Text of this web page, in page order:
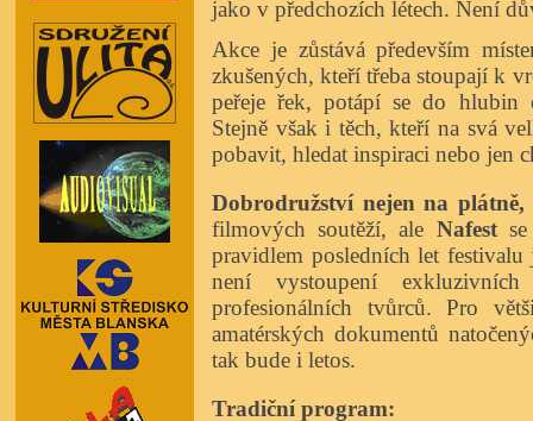
jako v předchozích létech. Není
Akce je zůstává především
zkušených, kteří třeba stoupají k
peřeje řek, potápí se do hlubin
Stejně však i těch, kteří na svá
pobavit, hledat inspiraci nebo jen
Dobrodružství nejen na
filmových soutěží, ale Nafestse
pravidlem posledních let
není vystoupení
profesionálních tvůrců. Pro
amatérských dokumentů
tak bude i letos.
Tradiční program: